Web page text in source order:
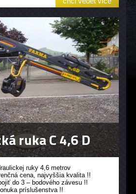
ruka C 4,6 D
ruky 4,6 metrov
cena, najvyššia kvalita !!
do 3 – bodového závesu !!
príslušenstva !!